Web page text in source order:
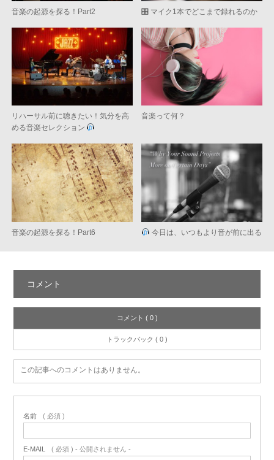
音楽の起源を探る！Part2 🎛 マイク1本でどこまで録れるのか
リハーサル前に聴きたい！気分を高
める音楽セレクション
音楽って何？
音楽の起源を探る！Part6 今日は、いつもより音が前に出る
コメント
コメント ( 0 )
トラックバック ( 0 )
この記事へのコメントはありません。
名前 ( 必須 )
E-MAIL ( 必須 ) - 公開されません -